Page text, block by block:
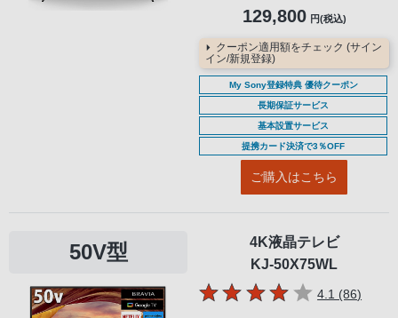
129,800 円(税込)
イン/新規登録)
My Sony登録特典 優待クーポン
長期保証サービス
基本設置サービス
提携カード決済で3％OFF
ご購入はこちら
50V型
4K液晶テレビ
KJ-50X75WL
5つの星のうち
4.1 (86件のレ
)